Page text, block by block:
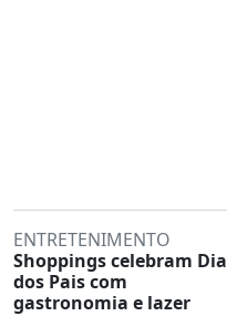
ENTRETENIMENTO
Shoppings celebram Dia
dos Pais com
gastronomia e lazer